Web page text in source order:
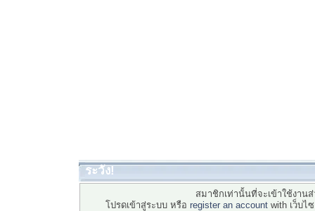
ระวัง!
สมาชิกเท่านั้นที่จะเข้าใช้งาน
โปรดเข้าสู่ระบบ หรือ register an account with เว็บ